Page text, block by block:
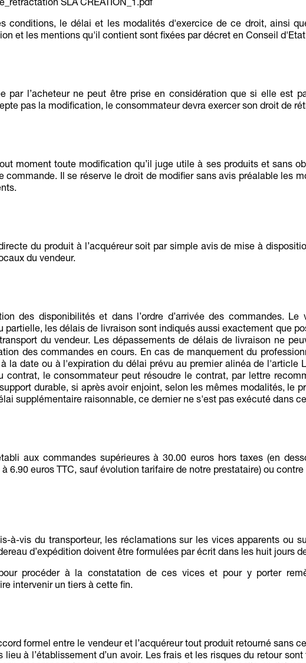
SLA CREATION_1.pdf
conditions, le délai et les modalités d'exercice de ce droit, ainsi
et les mentions qu'il contient sont fixées par décret en Conseil
par l’acheteur ne peut être prise en considération que si elle est
pas la modification, le consommateur devra exercer son droit de
moment toute modification qu’il juge utile à ses produits et sans
commande. Il se réserve le droit de modifier sans avis préalable les
du produit à l’acquéreur soit par simple avis de mise à
du vendeur.
des disponibilités et dans l’ordre d’arrivée des commandes. Le
partielle, les délais de livraison sont indiqués aussi exactement que
du vendeur. Les dépassements de délais de livraison ne
des commandes en cours. En cas de manquement du
la date ou à l'expiration du délai prévu au premier alinéa de l'article
contrat, le consommateur peut résoudre le contrat, par lettre
durable, si après avoir enjoint, selon les mêmes modalités, le
supplémentaire raisonnable, ce dernier ne s'est pas exécuté dans
aux commandes supérieures à 30.00 euros hors taxes (en
6.90 euros TTC, sauf évolution tarifaire de notre prestataire) ou
à-vis du transporteur, les réclamations sur les vices apparents ou
d’expédition doivent être formulées par écrit dans les huit jours
procéder à la constatation de ces vices et pour y porter
intervenir un tiers à cette fin.
formel entre le vendeur et l’acquéreur tout produit retourné sans
à l’établissement d’un avoir. Les frais et les risques du retour